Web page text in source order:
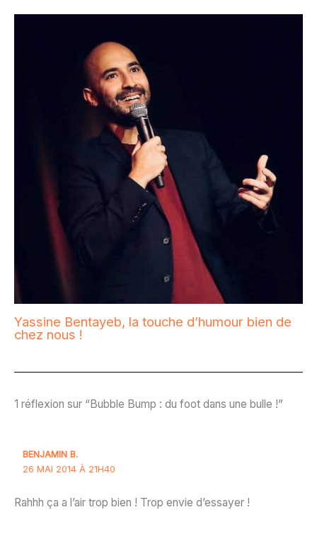
Yassine Bentayeb, la touche d’humour bien de
chez nous !
1 réflexion sur “Bubble Bump : du foot dans une bulle !”
BENJAMIN B.
26 MAI 2014 À 21H40
Rahhh ça a l’air trop bien ! Trop envie d’essayer !